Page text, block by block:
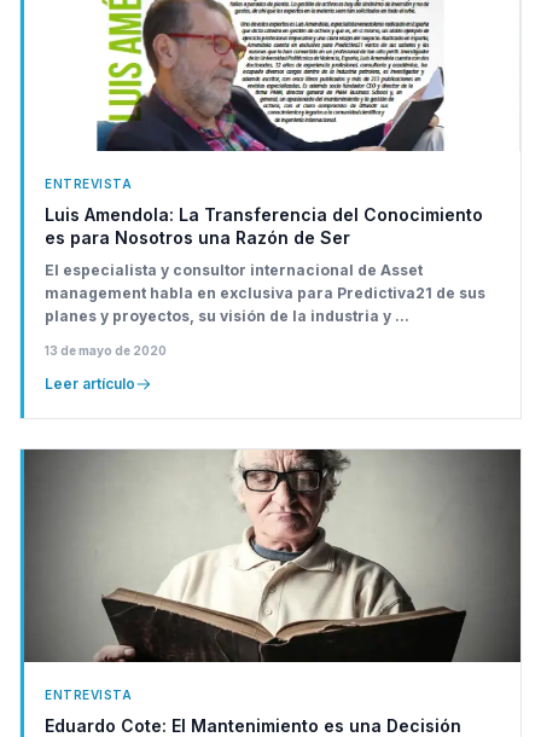
ENTREVISTA
Luis Amendola: La Transferencia del Conocimiento
es para Nosotros una Razón de Ser
El especialista y consultor internacional de Asset
management habla en exclusiva para Predictiva21 de sus
planes y proyectos, su visión de la industria y ...
13 de mayo de 2020
Leer artículo
ENTREVISTA
Eduardo Cote: El Mantenimiento es una Decisión